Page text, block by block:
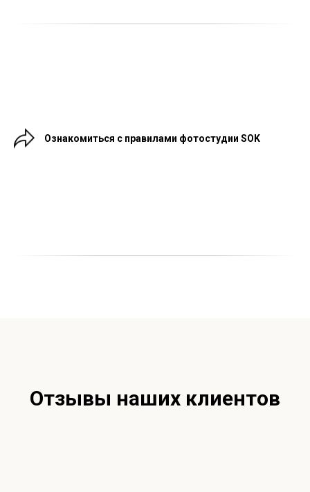
Ознакомиться с правилами фотостудии SOK
Отзывы наших клиентов